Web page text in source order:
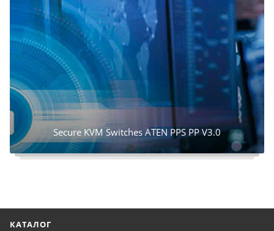
Secure KVM Switches ATEN PPS PP V3.0
КАТАЛОГ